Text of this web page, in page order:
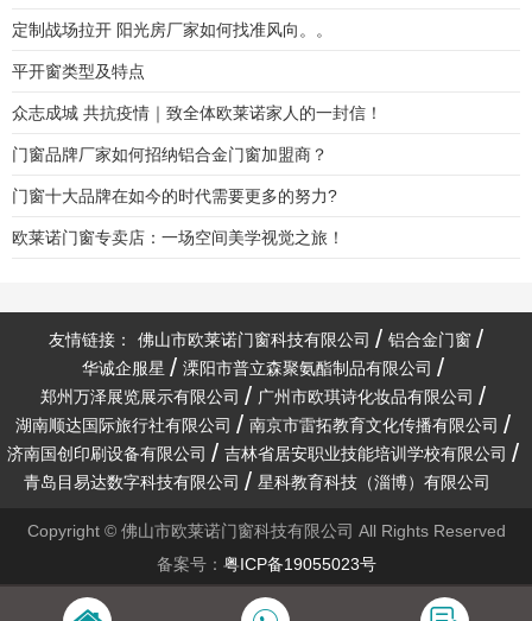
定制战场拉开 阳光房厂家如何找准风向。。
平开窗类型及特点
众志成城 共抗疫情｜致全体欧莱诺家人的一封信！
门窗品牌厂家如何招纳铝合金门窗加盟商？
门窗十大品牌在如今的时代需要更多的努力?
欧莱诺门窗专卖店：一场空间美学视觉之旅！
友情链接： 佛山市欧莱诺门窗科技有限公司
铝合金门窗
华诚企服星
溧阳市普立森聚氨酯制品有限公司
郑州万泽展览展示有限公司
广州市欧琪诗化妆品有限公司
湖南顺达国际旅行社有限公司
南京市雷拓教育文化传播有限公司
济南国创印刷设备有限公司
吉林省居安职业技能培训学校有限公司
青岛目易达数字科技有限公司
星科教育科技（淄博）有限公司
Copyright © 佛山市欧莱诺门窗科技有限公司 All Rights Reserved
备案号： 粤ICP备19055023号